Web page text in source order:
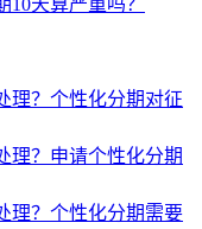
理？个性化分期对征
理？申请个性化分期
理？个性化分期需要